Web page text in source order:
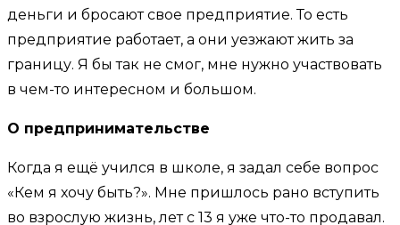
деньги и бросают свое предприятие. То есть
предприятие работает, а они уезжают жить за
границу. Я бы так не смог, мне нужно участвовать
в чем-то интересном и большом.
О предпринимательстве
Когда я ещё учился в школе, я задал себе вопрос
«Кем я хочу быть?». Мне пришлось рано вступить
во взрослую жизнь, лет с 13 я уже что-то продавал.